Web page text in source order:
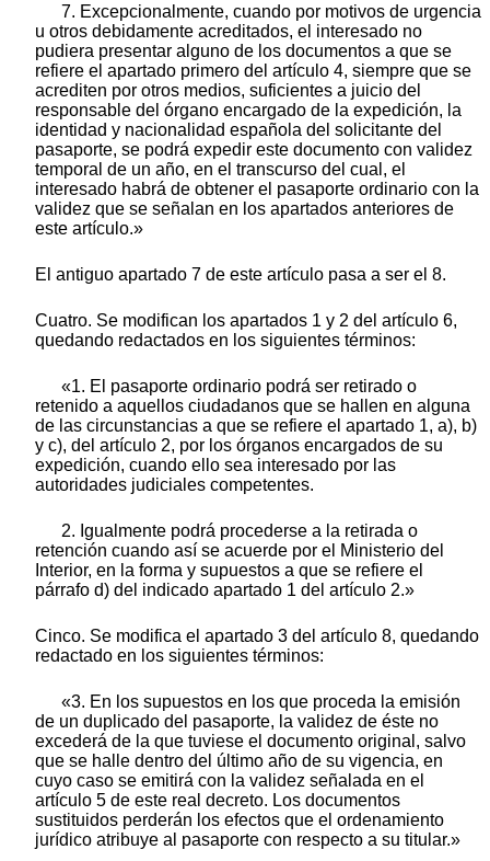
7. Excepcionalmente, cuando por motivos de urgencia
u otros debidamente acreditados, el interesado no
pudiera presentar alguno de los documentos a que se
refiere el apartado primero del artículo 4, siempre que se
acrediten por otros medios, suficientes a juicio del
responsable del órgano encargado de la expedición, la
identidad y nacionalidad española del solicitante del
pasaporte, se podrá expedir este documento con validez
temporal de un año, en el transcurso del cual, el
interesado habrá de obtener el pasaporte ordinario con la
validez que se señalan en los apartados anteriores de
este artículo.»
El antiguo apartado 7 de este artículo pasa a ser el 8.
Cuatro. Se modifican los apartados 1 y 2 del artículo 6,
quedando redactados en los siguientes términos:
«1. El pasaporte ordinario podrá ser retirado o
retenido a aquellos ciudadanos que se hallen en alguna
de las circunstancias a que se refiere el apartado 1, a), b)
y c), del artículo 2, por los órganos encargados de su
expedición, cuando ello sea interesado por las
autoridades judiciales competentes.
2. Igualmente podrá procederse a la retirada o
retención cuando así se acuerde por el Ministerio del
Interior, en la forma y supuestos a que se refiere el
párrafo d) del indicado apartado 1 del artículo 2.»
Cinco. Se modifica el apartado 3 del artículo 8, quedando
redactado en los siguientes términos:
«3. En los supuestos en los que proceda la emisión
de un duplicado del pasaporte, la validez de éste no
excederá de la que tuviese el documento original, salvo
que se halle dentro del último año de su vigencia, en
cuyo caso se emitirá con la validez señalada en el
artículo 5 de este real decreto. Los documentos
sustituidos perderán los efectos que el ordenamiento
jurídico atribuye al pasaporte con respecto a su titular.»